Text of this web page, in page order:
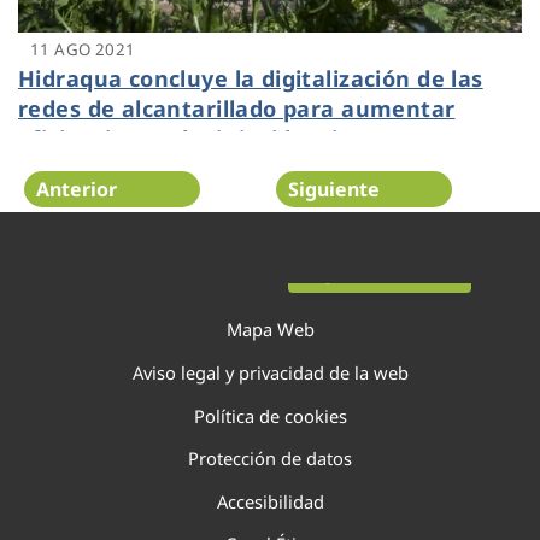
11 AGO 2021
Hidraqua concluye la digitalización de las
redes de alcantarillado para aumentar
eficiencia y reducir incidencias
Anterior Siguiente
Mapa Web
Aviso legal y privacidad de la web
Política de cookies
Protección de datos
Accesibilidad